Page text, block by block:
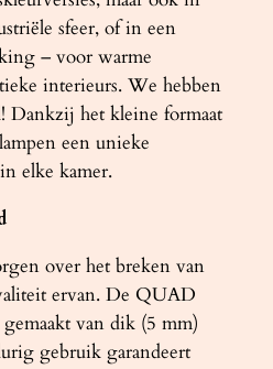
sfeer, of in een
– voor warme
interieurs. We hebben
Dankzij het kleine formaat
een unieke
elke kamer.
over het breken van
ervan. De QUAD
van dik (5 mm)
gebruik garandeert